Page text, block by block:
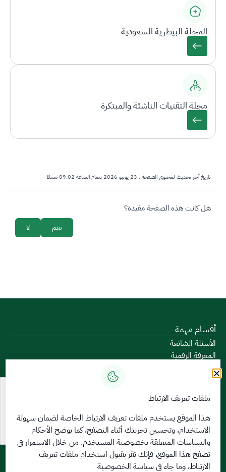
المجلة البيطرية السعودية
مجلة التقنيات الناشئة والمبتكرة
تاريخ آخر تحديث لمحتوى الصفحة : 23 يونيو 2026 بتمام الساعة 09:02 مساءً
survey_v2
هل كانت هذه الصفحة مفيدة؟
لا نعم
أقسام مهمة
الأسئلة الشائعة
المعرفة الرقمية
دليل الخدمات
المشاركة الإلكترونية
البيانات المفتوحة
السياسات واللوائح
تواصل معنا
الخدمات الإلكترونية
بوابة الدخول الموحد
بوابة الزوار
ملفات تعريف الارتباط
هذا الموقع يستخدم ملفات تعريف الارتباط الخاصة لضمان سهولة
الاستخدام، وتحسين تجربتك أثناء التصفح، كما يوضح الأحكام
والسياسات المتعلقةبخصوصية المستخدم. من خلال الاستمرار في
تصفح هذا الموقع، فإنك تقر بقبول استخدام ملفات تعريف
الارتباط، وما جاء في سياسة الخصوصية